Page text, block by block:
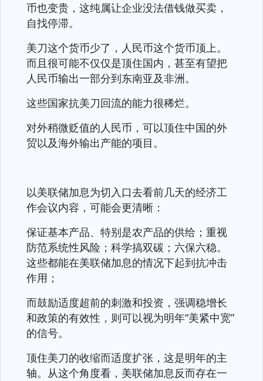
币也变贵，这纯属让企业没法借钱做买卖，
自找停滞。
美刀这个货币少了，人民币这个货币顶上。
而且很可能不仅仅是顶住国内，甚至有望把
人民币输出一部分到东南亚及非洲。
这些国家抗美刀回流的能力很稀烂。
对外稍微贬值的人民币，可以顶住中国的外
贸以及海外输出产能的项目。
以美联储加息为切入口去看前几天的经济工
作会议内容，可能会更清晰：
保证基本产品、特别是农产品的供给；重视
防范系统性风险；科学搞双碳；六保六稳。
这些都能在美联储加息的情况下起到抗冲击
作用；
而鼓励适度超前的刺激和投资，强调稳增长
和政策的有效性，则可以视为明年“美紧中宽”
的信号。
顶住美刀的收缩而适度扩张，这是明年的主
轴。从这个角度看，美联储加息反而存在一